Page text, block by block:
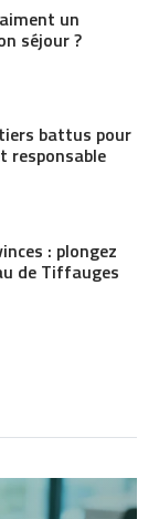
un
séjour ?
battus pour
responsable
: plongez
de Tiffauges